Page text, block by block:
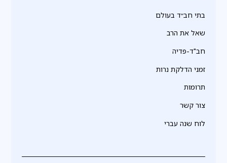
בתי חב״ד בעולם
שאל את הרב
חב"ד-פדיה
זמני הדלקת נרות
תרומות
צור קשר
לוח שנה עברי